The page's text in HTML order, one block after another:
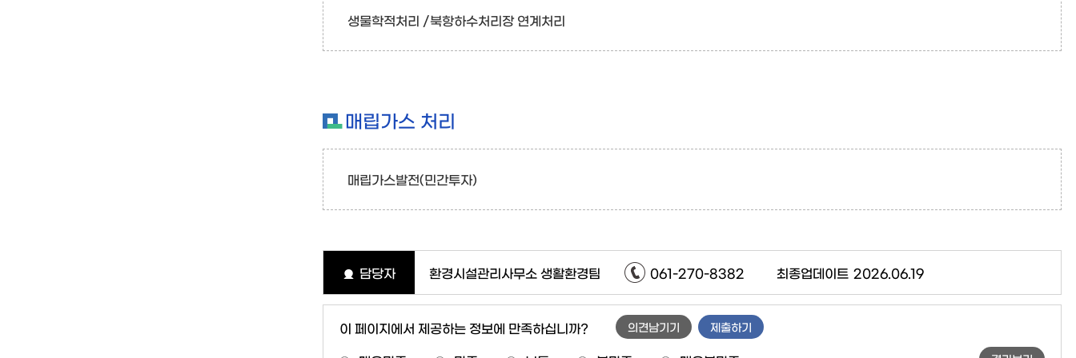
생물학적처리 /북항하수처리장 연계처리
매립가스 처리
매립가스발전(민간투자)
담당자 환경시설관리사무소 생활환경팀 061-270-8382 최종업데이트 2026.06.19
이 페이지에서 제공하는 정보에 만족하십니까? 의견남기기 제출하기